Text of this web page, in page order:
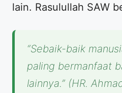
lain. Rasulullah SAW
“Sebaik-baik
paling bermanfaat
lainnya.” (HR.